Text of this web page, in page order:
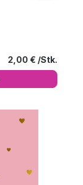
Regulärer
2,00 €